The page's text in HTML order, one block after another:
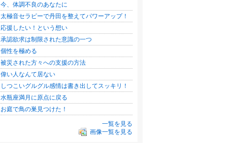
今、体調不良のあなたに
太極音セラピーで丹田を整えてパワーアップ！
応援したい！という想い
承認欲求は制限された意識の一つ
個性を極める
被災された方々への支援の方法
偉い人なんて居ない
しつこいグルグル感情は書き出してスッキリ！
水瓶座満月に原点に戻る
お庭で鳥の巣見つけた！
一覧を見る
画像一覧を見る